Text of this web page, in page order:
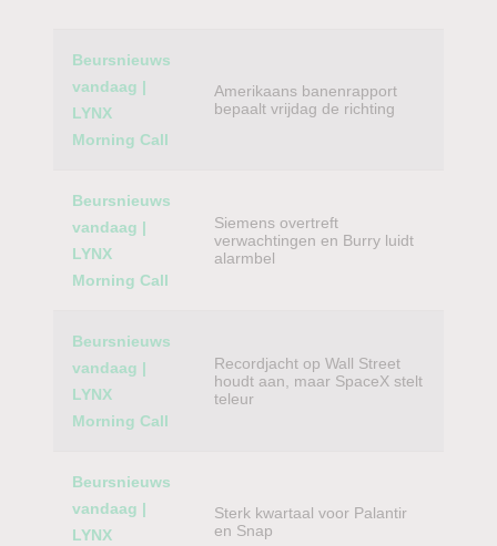
Category
Beursnieuws
vandaag |
LYNX
Morning Call
Amerikaans banenrapport
bepaalt vrijdag de richting
Beursnieuws
vandaag |
LYNX
Morning Call
Siemens overtreft
verwachtingen en Burry luidt
alarmbel
Beursnieuws
vandaag |
LYNX
Morning Call
Recordjacht op Wall Street
houdt aan, maar SpaceX stelt
teleur
Beursnieuws
vandaag |
LYNX
Sterk kwartaal voor Palantir
en Snap